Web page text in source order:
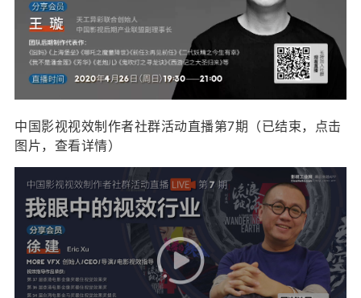
中国影视视效制作者社群活动直播第7期（已结束，点击
图片，查看详情）